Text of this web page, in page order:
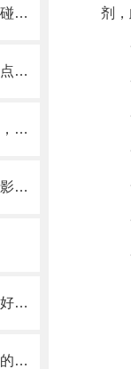
直线导轨防护罩能够保护导轨免受碰撞和磨损
看你所不了解的直线导轨防护罩特点介绍
不要小看了激光切割机风琴防护罩，它可有不少优势呢
会对缝合式丝杠防护罩导向精度有影响的因素都有哪些？
机床钣金在刚度方面表现出来的良好特性
机床钣金防护罩的作用及工作采取的方法
剂